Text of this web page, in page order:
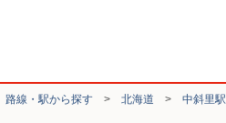
路線・駅から探す > 北海道 > 中斜里駅